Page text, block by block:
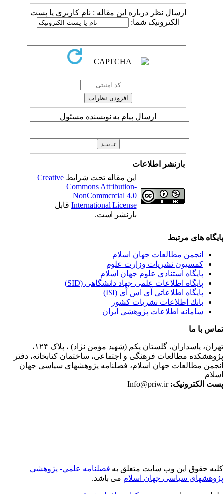
ارسال نظر درباره این مقاله : نام کاربری یا پست
الکترونیک شما:
ارسال پیام به نویسنده مسئول
بازنشر اطلاعات
این مقاله تحت شرایطCreative
Commons Attribution-
NonCommercial 4.0
International Licenseقابل
بازنشر است.
های مرتبط
انجمن مطالعات جهان اسلام
کمسیون نشریات وزارت علوم
پايگاه استنادي علوم جهان اسلام
پایگاه اطلاعات علمی جهاد دانشگاهی (SID)
پایگاه اطلاعاتی آی اس آی (ISI)
بانك اطلاعات نشريات كشور
سامانه اطلاعات پژوهشی ایران
با ما
پاسداران، گلستان یکم (شهید مؤمن نژاد) ، پلاک ۱۲۴،
مطالعات فرهنگی و اجتماعی، ساختمان کتابخانه، دفتر
مطالعات جهان اسلام، فصلنامه پژوهشهای سیاسی جهان
الکترونیک:Info@priw.ir
حقوق این وب سایت متعلق بهفصلنامه علمي- پژوهشي
سیاسی جهان اسلاممی باشد.